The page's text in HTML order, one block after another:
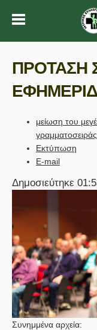
ΠΡΟΤΑΣΗ
μείωση του
γραμματοσειράς
Εκτύπωση
E-mail
Δημοσιεύτηκε
Συνημμένα αρχεία: